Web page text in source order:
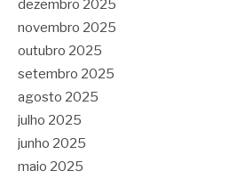
dezembro 2025
novembro 2025
outubro 2025
setembro 2025
agosto 2025
julho 2025
junho 2025
maio 2025